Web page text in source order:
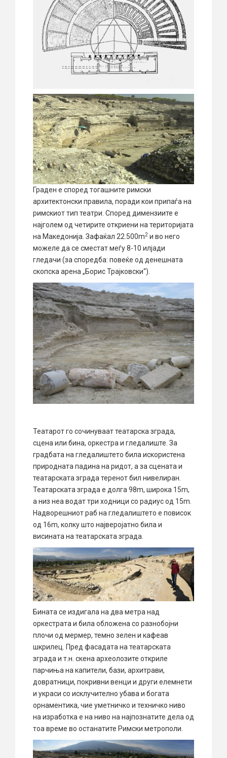
Граден е според тогашните римски
архитектонски правила, поради кои припаѓа на
римскиот тип театри. Според димензиите е
најголем од четирите откриени на територијата
на Македонија. Зафаќал 22.500m2 и во него
можеле да се сместат меѓу 8-10 илјади
гледачи (за споредба: повеќе од денешната
скопска арена „Борис Трајковски“).
Театарот го сочинуваат театарска зграда,
сцена или бина, оркестра и гледалиште. За
градбата на гледалиштето била искористена
природната падина на ридот, а за сцената и
театарската зграда теренот бил нивелиран.
Театарската зграда е долга 98m, широка 15m,
а низ неа водат три ходници со радиус од 15m.
Надворешниот раб на гледалиштето е повисок
од 16m, колку што најверојатно била и
висината на театарската зграда.
Бината се издигала на два метра над
оркестрата и била обложена со разнобојни
плочи од мермер, темно зелен и кафеав
шкрилец. Пред фасадата на театарската
зграда и т.н. скена археолозите откриле
парчиња на капители, бази, архитрави,
довратници, покривни венци и други елемнети
и украси со исклучително убава и богата
орнаментика, чие уметничко и техничко ниво
на изработка е на ниво на најпознатите дела од
тоа време во останатите Римски метрополи.